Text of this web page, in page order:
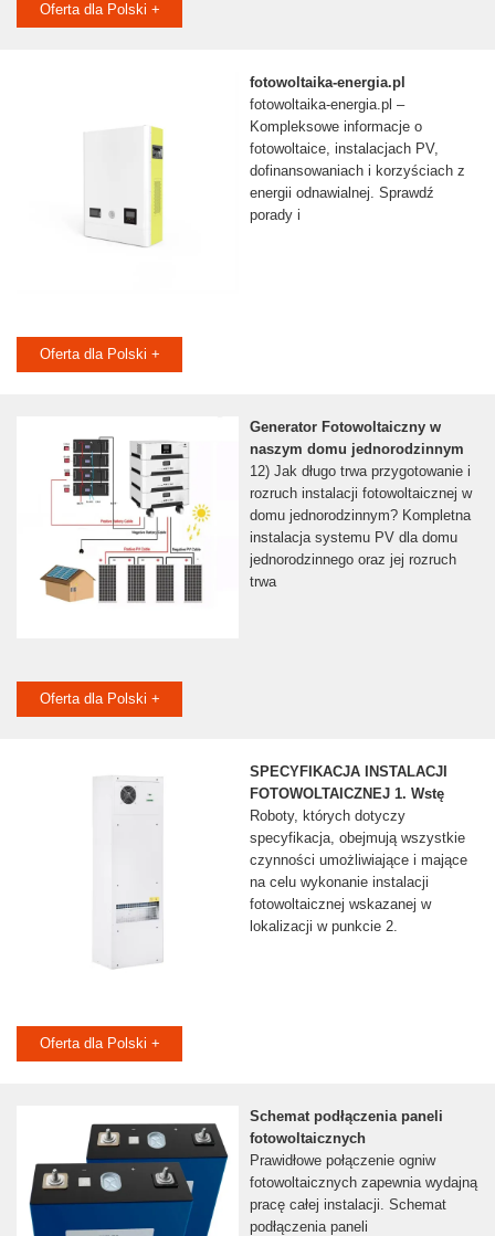
Oferta dla Polski +
fotowoltaika-energia.pl
fotowoltaika-energia.pl –
Kompleksowe informacje o
fotowoltaice, instalacjach PV,
dofinansowaniach i korzyściach z
energii odnawialnej. Sprawdź
porady i
Oferta dla Polski +
Generator Fotowoltaiczny w
naszym domu jednorodzinnym
12) Jak długo trwa przygotowanie i
rozruch instalacji fotowoltaicznej w
domu jednorodzinnym? Kompletna
instalacja systemu PV dla domu
jednorodzinnego oraz jej rozruch
trwa
Oferta dla Polski +
SPECYFIKACJA INSTALACJI
FOTOWOLTAICZNEJ 1. Wstę
Roboty, których dotyczy
specyfikacja, obejmują wszystkie
czynności umożliwiające i mające
na celu wykonanie instalacji
fotowoltaicznej wskazanej w
lokalizacji w punkcie 2.
Oferta dla Polski +
Schemat podłączenia paneli
fotowoltaicznych
Prawidłowe połączenie ogniw
fotowoltaicznych zapewnia wydajną
pracę całej instalacji. Schemat
podłączenia paneli